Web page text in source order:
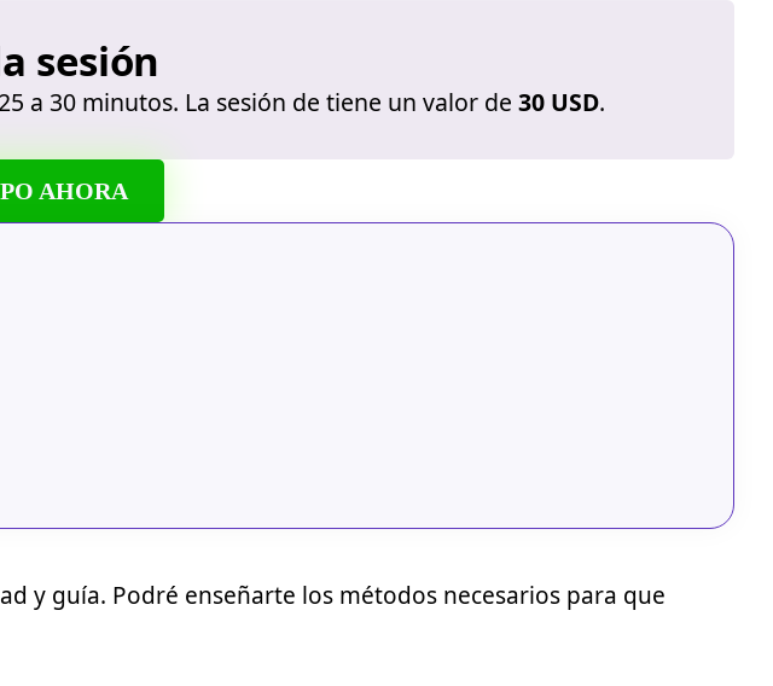
sesión
a 30 minutos. La sesión de tiene un valor de 30 USD.
AHORA
y guía. Podré enseñarte los métodos necesarios para que